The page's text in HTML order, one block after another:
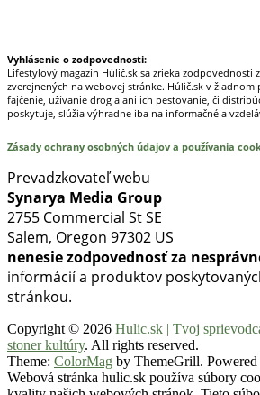
Vyhlásenie o zodpovednosti:
Lifestylový magazín Húlič.sk sa zrieka zodpovednosti
zverejnených na webovej stránke. Húlič.sk v
fajčenie, užívanie drog a ani ich pestovanie, či
poskytuje, slúžia výhradne iba na informačné a
Zásady ochrany osobných údajov a používania
Prevadzkovateľ webu
Synarya Media Group
2755 Commercial St SE
Salem, Oregon 97302 US
nenesie zodpovednosť za
informácií a produktov
stránkou.
Copyright © 2026 Hulic.sk | Tvoj
stoner kultúry. All rights reserved.
Theme: ColorMag by ThemeGrill.
Webová stránka hulic.sk používa súbory